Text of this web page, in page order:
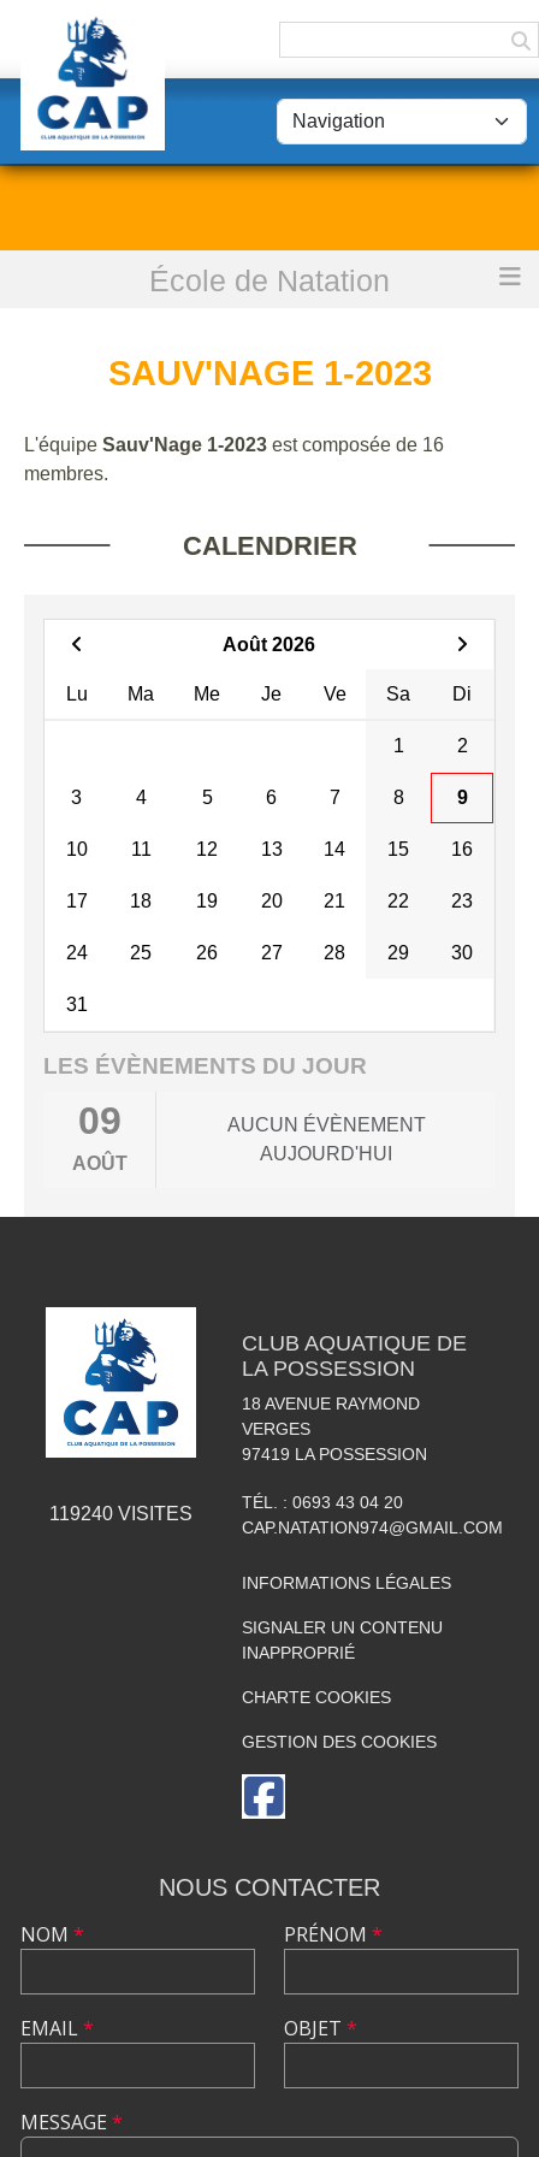
École de Natation
Sauv'Nage 1-2023
SAUV'NAGE 1-2023
L'équipe Sauv'Nage 1-2023 est composée de 16
membres.
CALENDRIER
Août 2026
Lu Ma Me Je Ve Sa Di
1 2
3 4 5 6 7 8 9
10 11 12 13 14 15 16
17 18 19 20 21 22 23
24 25 26 27 28 29 30
31
LES ÉVÈNEMENTS DU JOUR
09
AOÛT
AUCUN ÉVÈNEMENT
AUJOURD'HUI
119240VISITES
CLUB AQUATIQUE DE
LA POSSESSION
18 AVENUE RAYMOND
VERGES
97419 LA POSSESSION
TÉL. : 0693 43 04 20
CAP.NATATION974@GMAIL.COM
INFORMATIONS LÉGALES
SIGNALER UN CONTENU
INAPPROPRIÉ
CHARTE COOKIES
GESTION DES COOKIES
NOUS CONTACTER
NOM *
EMAIL*
PRÉNOM *
OBJET *
MESSAGE *
Panneau de gestion des cookies